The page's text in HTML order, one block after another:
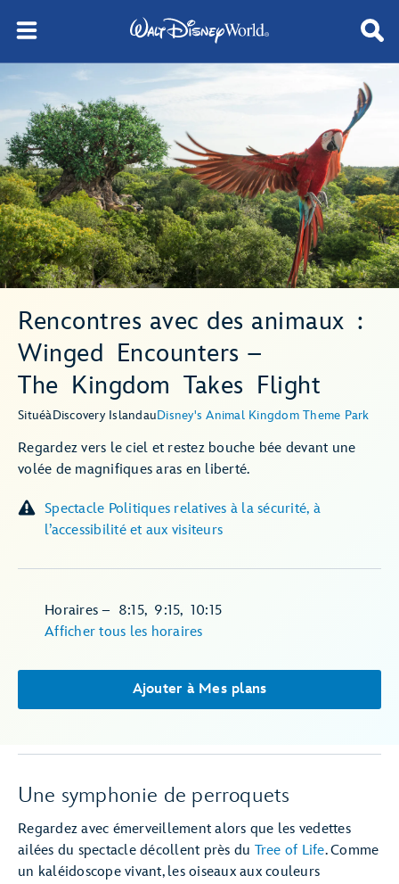
Rencontres avec des animaux :
Winged Encounters –
The Kingdom Takes Flight
SituéàDiscovery IslandauDisney's Animal Kingdom Theme Park
Regardez vers le ciel et restez bouche bée devant une
volée de magnifiques aras en liberté.
Spectacle Politiques relatives à la sécurité, à
l’accessibilité et aux visiteurs
Horaires– 8:15, 9:15, 10:15
Afficher tous les horaires
Ajouter à Mes plans
Une symphonie de perroquets
Regardez avec émerveillement alors que les vedettes
ailées du spectacle décollent près du Tree of Life. Comme
un kaléidoscope vivant, les oiseaux aux couleurs